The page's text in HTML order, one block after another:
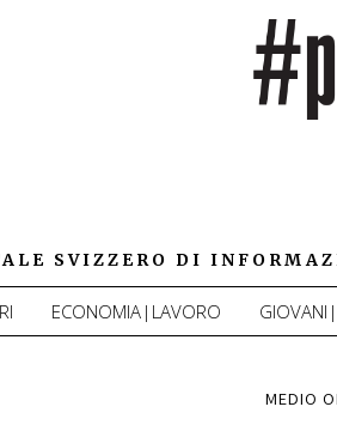
SVIZZERO DI
ECONOMIA|LAVORO
MEDIO